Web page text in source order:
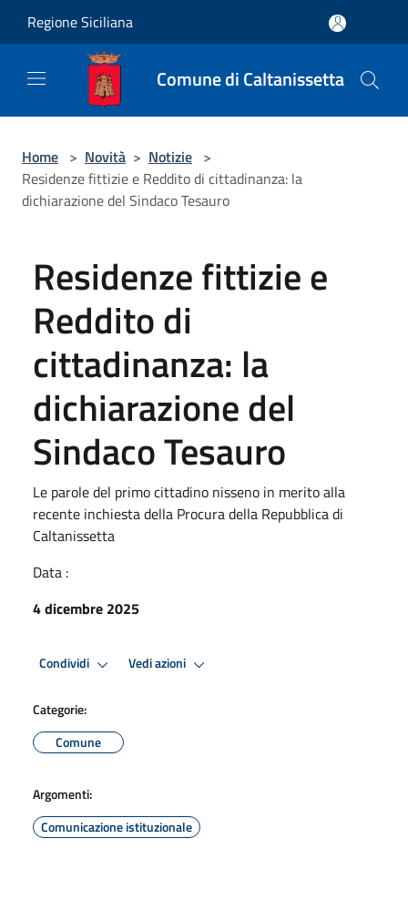
Regione Siciliana
Comune di Caltanissetta
Home > Novità > Notizie >
Residenze fittizie e Reddito di cittadinanza: la
dichiarazione del Sindaco Tesauro
Residenze fittizie e
Reddito di
cittadinanza: la
dichiarazione del
Sindaco Tesauro
Le parole del primo cittadino nisseno in merito alla
recente inchiesta della Procura della Repubblica di
Caltanissetta
Data :
4 dicembre 2025
Condividi Vedi azioni
Categorie:
Comune
Argomenti:
Comunicazione istituzionale